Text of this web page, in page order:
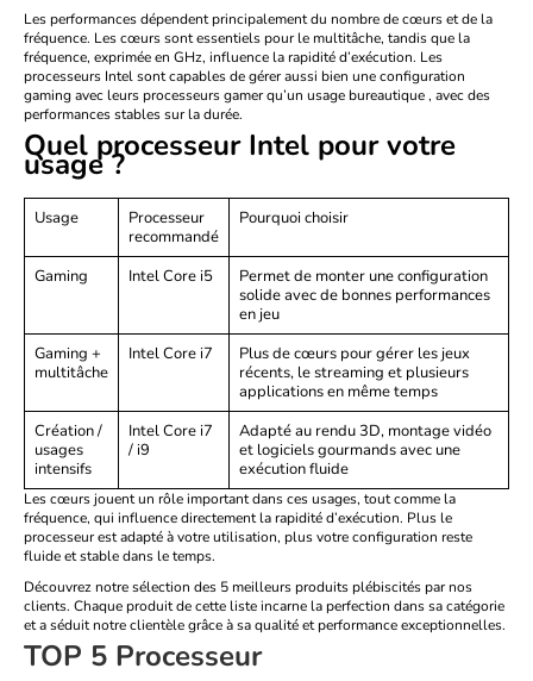
Les performances dépendent principalement du nombre de cœurs et de la
fréquence. Les cœurs sont essentiels pour le multitâche, tandis que la
fréquence, exprimée en GHz, influence la rapidité d’exécution. Les
processeurs Intel sont capables de gérer aussi bien uneconfiguration
gaming avec leursprocesseurs gamerqu’un usagebureautique, avec des
performances stables sur la durée.
Quel processeur Intel pour votre
usage ?
Usage
Processeur
recommandé
Pourquoi choisir
Gaming Intel Core i5
Permet de monter une configuration
solide avec de bonnes performances
en jeu
Gaming +
multitâche
Intel Core i7
Plus de cœurs pour gérer les jeux
récents, le streaming et plusieurs
applications en même temps
Création/
usages
intensifs
Intel Core i7
/ i9
Adapté au rendu 3D, montage vidéo
et logiciels gourmands avec une
exécution fluide
Les cœurs jouent un rôle important dans ces usages, tout comme la
fréquence, qui influence directement la rapidité d’exécution. Plus le
processeur est adapté à votre utilisation, plus votre configuration reste
fluide et stable dans le temps.
Découvrez notre sélection des 5 meilleurs produits plébiscités par nos
clients. Chaque produit de cette liste incarne la perfection dans sa catégorie
et a séduit notre clientèle grâce à sa qualité et performance exceptionnelles.
TOP 5 Processeur